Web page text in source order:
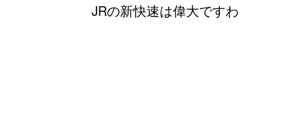
JRの新快速は偉大ですわ